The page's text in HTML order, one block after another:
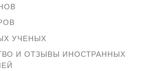
УЧЕНЫХ
И ОТЗЫВЫ ИНОСТРАННЫХ